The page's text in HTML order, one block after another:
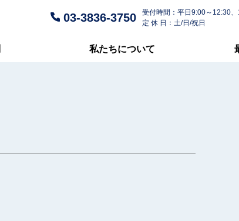
03-3836-3750
受付時間：平日9:00～12:30
定 休 日：土/日/祝日
私たちについて